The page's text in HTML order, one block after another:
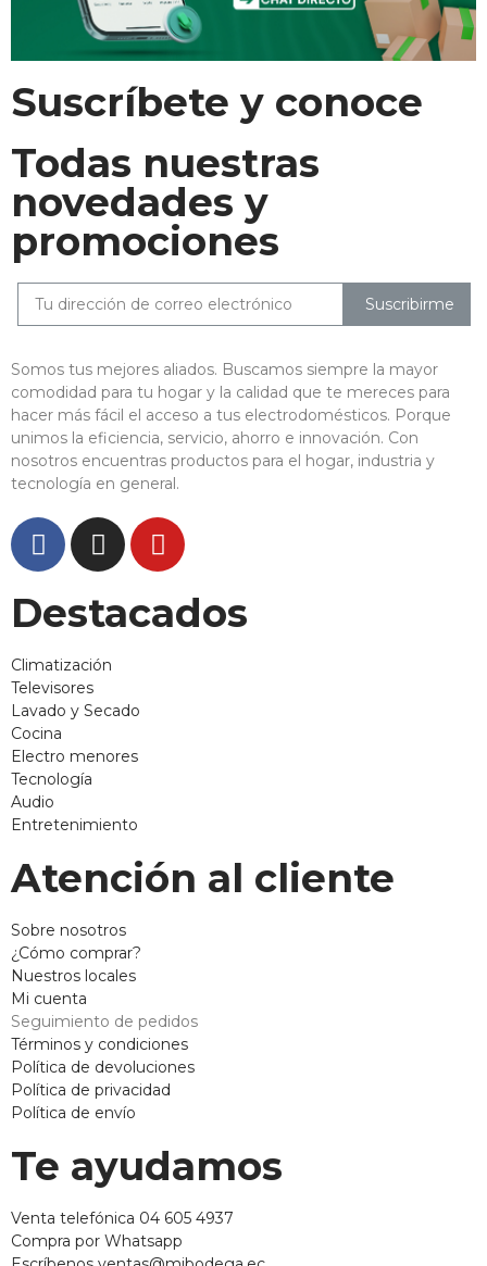
Suscríbete y conoce
Todas nuestras
novedades y
promociones
Suscribirme
Somos tus mejores aliados. Buscamos siempre la mayor
comodidad para tu hogar y la calidad que te mereces para
hacer más fácil el acceso a tus electrodomésticos. Porque
unimos la eficiencia, servicio, ahorro e innovación. Con
nosotros encuentras productos para el hogar, industria y
tecnología en general.
Destacados
Climatización
Televisores
Lavado y Secado
Cocina
Electro menores
Tecnología
Audio
Entretenimiento
Atención al cliente
Sobre nosotros
¿Cómo comprar?
Nuestros locales
Mi cuenta
Seguimiento de pedidos
Términos y condiciones
Política de devoluciones
Política de privacidad
Política de envío
Te ayudamos
Venta telefónica 04 605 4937
Compra por Whatsapp